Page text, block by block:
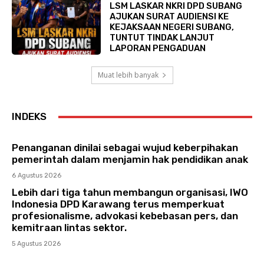
LSM LASKAR NKRI DPD SUBANG
AJUKAN SURAT AUDIENSI KE
KEJAKSAAN NEGERI SUBANG,
TUNTUT TINDAK LANJUT
LAPORAN PENGADUAN
Muat lebih banyak
INDEKS
Penanganan dinilai sebagai wujud keberpihakan
pemerintah dalam menjamin hak pendidikan anak
6 Agustus 2026
Lebih dari tiga tahun membangun organisasi, IWO
Indonesia DPD Karawang terus memperkuat
profesionalisme, advokasi kebebasan pers, dan
kemitraan lintas sektor.
5 Agustus 2026